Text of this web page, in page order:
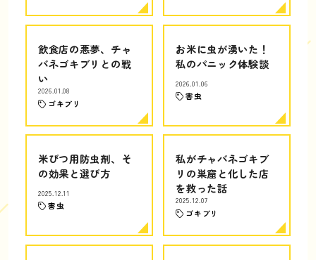
飲食店の悪夢、チャ
バネゴキブリとの戦
い
2026.01.08
ゴキブリ
お米に虫が湧いた！
私のパニック体験談
2026.01.06
害虫
米びつ用防虫剤、そ
の効果と選び方
2025.12.11
害虫
私がチャバネゴキブ
リの巣窟と化した店
を救った話
2025.12.07
ゴキブリ